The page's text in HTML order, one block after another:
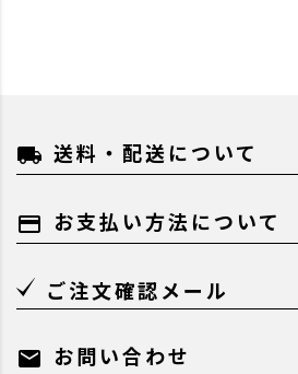
local_shipping 送料・配送について
payment お支払い方法について
ご注文確認メール
mail お問い合わせ